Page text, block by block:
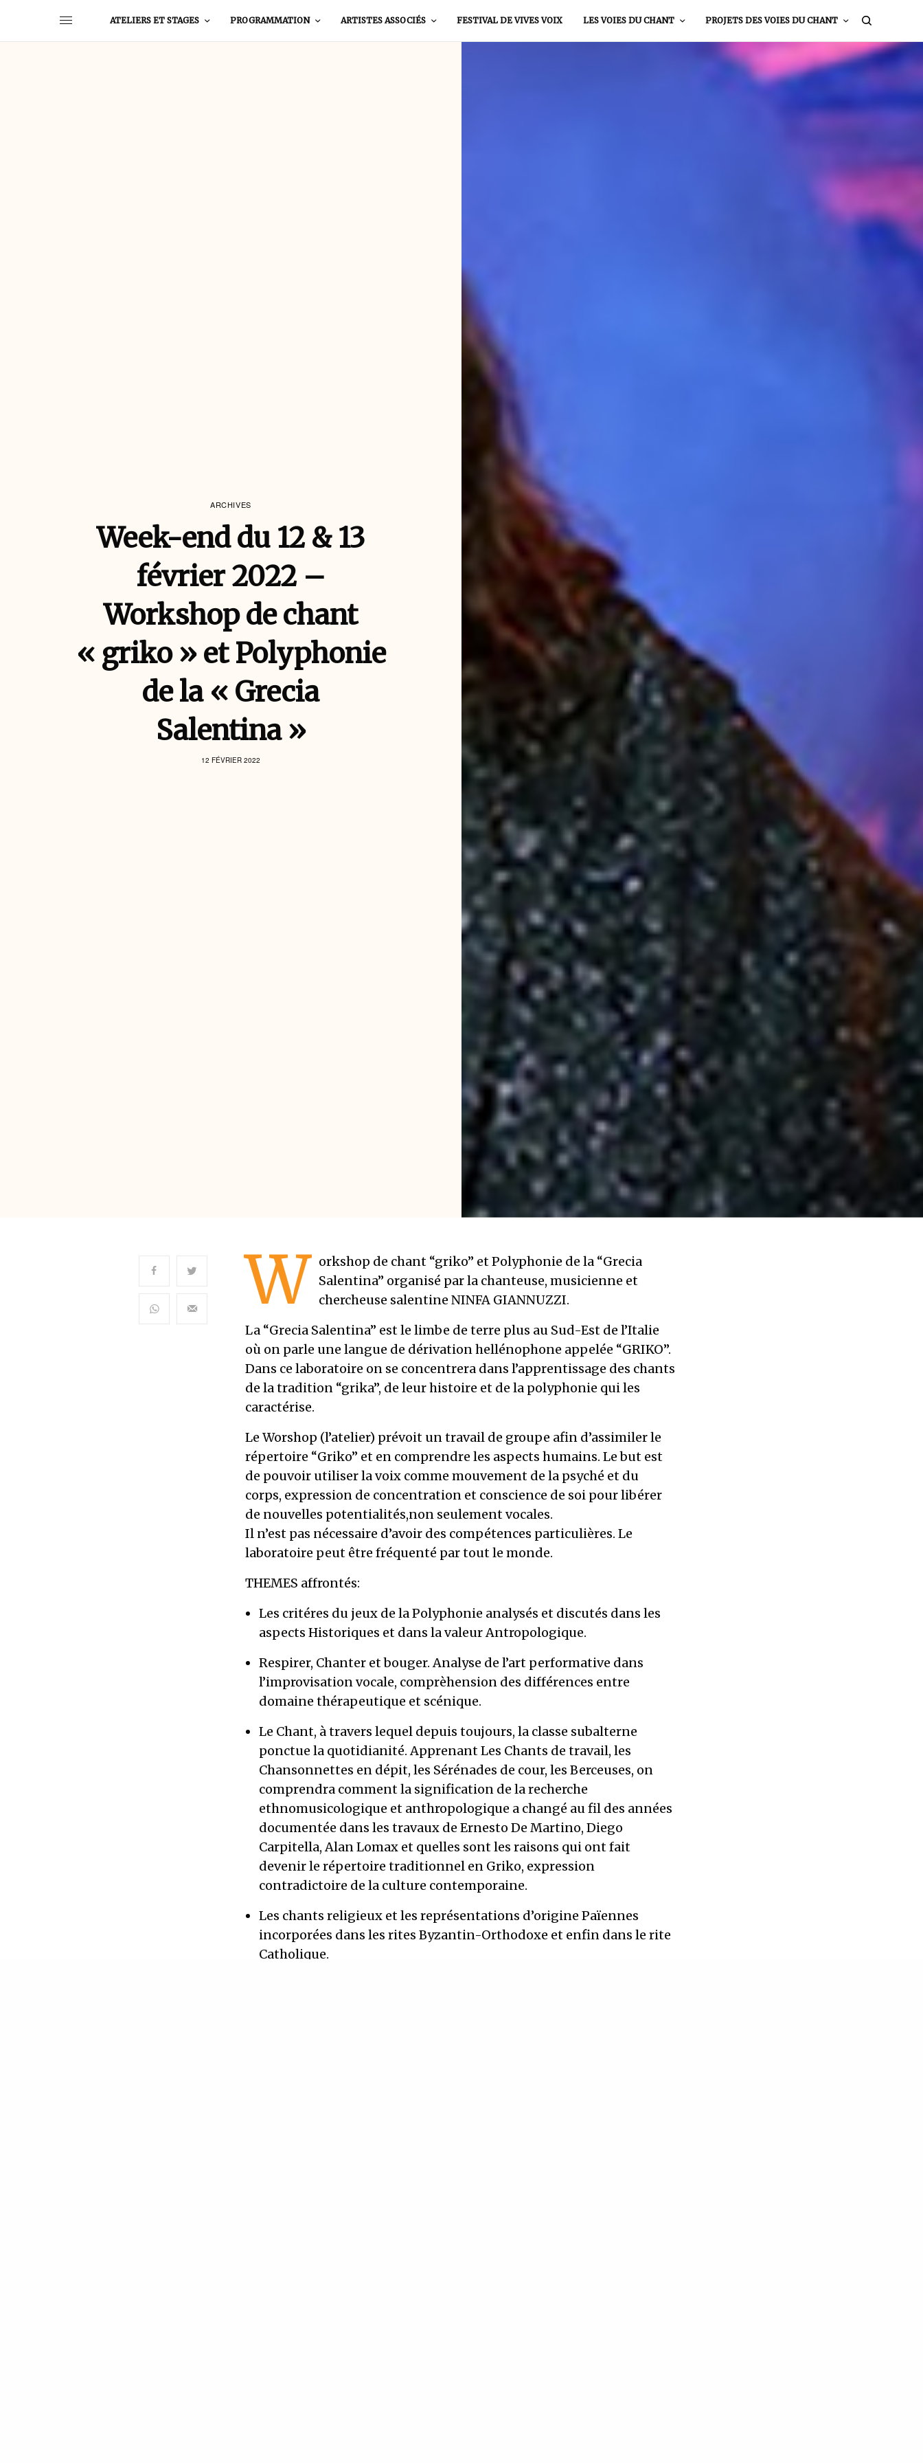
ATELIERS ET STAGES PROGRAMMATION ARTISTES ASSOCIÉS FESTIVAL DE VIVES VOIX LES VOIES DU CHANT PROJETS DES VOIES DU CHANT
ARCHIVES
Week-end du 12 & 13
février 2022 –
Workshop de chant
« griko » et Polyphonie
de la « Grecia
Salentina »
12 FÉVRIER 2022
W orkshop de chant “griko” et Polyphonie de la “Grecia
Salentina” organisé par la chanteuse, musicienne et
chercheuse salentine NINFA GIANNUZZI.
La “Grecia Salentina” est le limbe de terre plus au Sud-Est de l’Italie
où on parle une langue de dérivation hellénophone appelée “GRIKO”.
Dans ce laboratoire on se concentrera dans l’apprentissage des chants
de la tradition “grika”, de leur histoire et de la polyphonie qui les
caractérise.
Le Worshop (l’atelier) prévoit un travail de groupe afin d’assimiler le
répertoire “Griko” et en comprendre les aspects humains. Le but est
de pouvoir utiliser la voix comme mouvement de la psyché et du
corps, expression de concentration et conscience de soi pour libérer
de nouvelles potentialités,non seulement vocales.
Il n’est pas nécessaire d’avoir des compétences particulières. Le
laboratoire peut être fréquenté par tout le monde.
THEMES affrontés:
Les critéres du jeux de la Polyphonie analysés et discutés dans les
aspects Historiques et dans la valeur Antropologique.
Respirer, Chanter et bouger. Analyse de l’art performative dans
l’improvisation vocale, comprèhension des différences entre
domaine thérapeutique et scénique.
Le Chant, à travers lequel depuis toujours, la classe subalterne
ponctue la quotidianité. Apprenant Les Chants de travail, les
Chansonnettes en dépit, les Sérénades de cour, les Berceuses, on
comprendra comment la signification de la recherche
ethnomusicologique et anthropologique a changé au fil des années
documentée dans les travaux de Ernesto De Martino, Diego
Carpitella, Alan Lomax et quelles sont les raisons qui ont fait
devenir le répertoire traditionnel en Griko, expression
contradictoire de la culture contemporaine.
Les chants religieux et les représentations d’origine Païennes
incorporées dans les rites Byzantin-Orthodoxe et enfin dans le rite
Catholique.